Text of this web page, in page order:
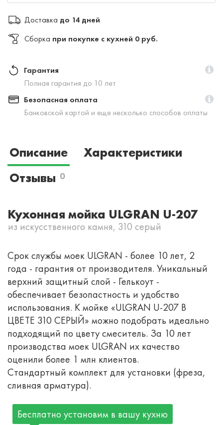
Доставка до 14 дней
Сборка при покупке с кухней 0 руб.
Гарантия
Полная гарантия до 10 лет
Безопасная оплата
Банковской картой и еще несколько способов оплаты
Описание
Характеристики
Отзывы 0
Кухонная мойка ULGRAN U-207
из искусственного камня, 310 серый
Срок службы моек ULGRAN - более 10 лет, 2
года - гарантия от производителя. Уникальный
верхний защитный слой - Гелькоут -
обеспечивает безопастность и удобство
использования. К мойке «ULGRAN U-207 В
ЦВЕТЕ 310 СЕРЫЙ» можно подобрать идеально
подходящий по цвету смеситель. За 10 лет
производства моек ULGRAN их качество
оценили более 1 млн клиентов.
Стандартный комплект для установки (фреза,
сливная арматура).
Бесплатно установим в вашу кухню